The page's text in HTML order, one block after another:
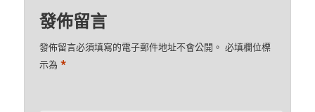
發佈留言
發佈留言必須填寫的電子郵件地址不會公開。 必填欄位標
示為*